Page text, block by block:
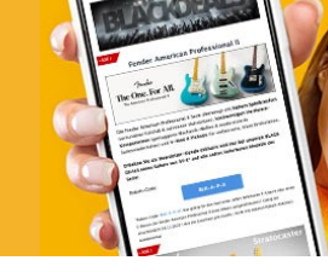
Jetzt bewerten